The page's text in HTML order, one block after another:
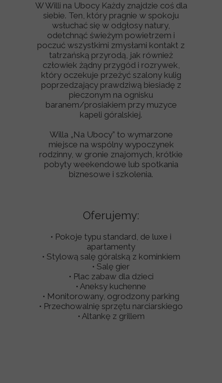
W Willi na Ubocy Każdy znajdzie coś dla
siebie. Ten, który pragnie w spokoju
wsłuchać się w odgłosy natury,
odetchnąć świeżym powietrzem i
poczuć wszystkimi zmysłami kontakt z
tatrzańską przyrodą, jak również
człowiek żądny przygód i rozrywek,
który oczekuje przeżyć szalony kulig
poprzedzający prawdziwą biesiadę z
pieczonym na ognisku
baranem/prosiakiem przy muzyce
kapeli góralskiej.
Willa „Na Ubocy” to wymarzone
miejsce na wspólny wypoczynek
rodzinny, w gronie znajomych, krótkie
pobyty weekendowe lub spotkania
biznesowe i szkolenia.
Oferujemy:
• Pokoje typu standard, de luxe i
apartamenty
• Stylową salę góralską z kominkiem
• Salę gier
• Plac zabaw dla dzieci
• Aneksy kuchenne
• Monitorowany, ogrodzony parking
• Przechowalnię sprzętu narciarskiego
• Altankę z grillem